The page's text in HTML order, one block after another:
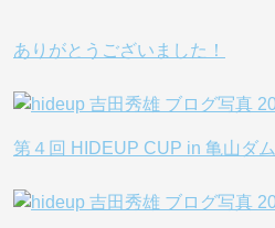
ありがとうございました！
第４回 HIDEUP CUP in 亀山ダム